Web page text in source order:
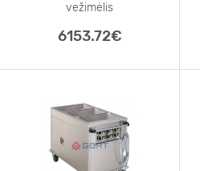
vežimėlis
6153.72€